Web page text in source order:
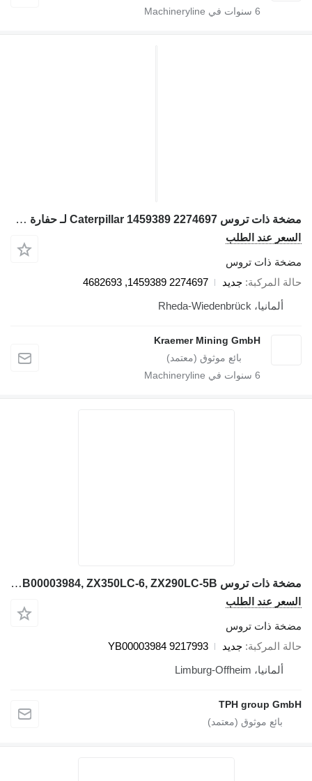
سنوات في Machineryline
مضخة ذات تروس Caterpillar 1459389 2274697 لـ حفارة Terex RH170
عند الطلب
ذات تروس
المركبة جديد
2274697 1459389, 4682693
ألمانيا، Rheda-Wiedenbrück
Kraemer Mining GmbH
سنوات في Machineryline
مضخة ذات تروس Hitachi 9217993 Zahnradpumpe YB00003984, ZX350LC-6, ZX290LC-5B لـ حفارة Hitachi ZX350LC-6, ZX290LC-5B
عند الطلب
ذات تروس
المركبة جديد
YB00003984 9217993
ألمانيا، Limburg-Offheim
TPH group